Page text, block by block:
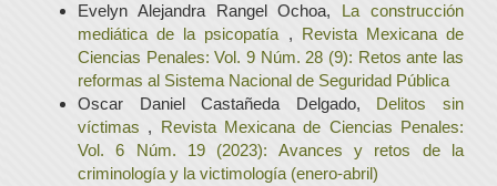
Evelyn Alejandra Rangel Ochoa, La construcción
mediática de la psicopatía , Revista Mexicana de
Ciencias Penales: Vol. 9 Núm. 28 (9): Retos ante las
reformas al Sistema Nacional de Seguridad Pública
Oscar Daniel Castañeda Delgado, Delitos sin
víctimas , Revista Mexicana de Ciencias Penales:
Vol. 6 Núm. 19 (2023): Avances y retos de la
criminología y la victimología (enero-abril)